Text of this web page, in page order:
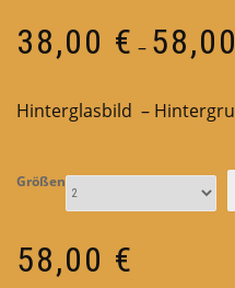
38,00 € – 58,00
Hinterglasbild –
Größen
58,00 €